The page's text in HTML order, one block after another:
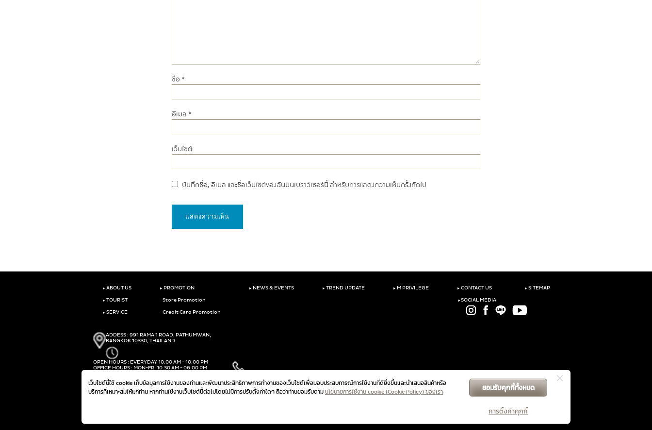
เว็บไซต์นี้ใช้ cookie เก็บข้อมูลการใช้งานของท่านและพัฒนาประสิทธิภาพการทำงานของเว็บไซต์เพื่อมอบประสบการณ์การใช้งานที่ดียิ่งขึ้นและนำเสนอสินค้าหรือ
บริการที่เหมาะสมให้แก่ท่าน หากท่านใช้งานเว็บไซต์นี้ต่อไปโดยไม่มีการปรับตั้งค่าใดๆ ถือว่าท่านยอมรับตามนโยบายการใช้งาน cookie (Cookie Policy) ของเรา ยอมรับคุกกี้ทั้งหมด
การตั้งค่าคุกกี้
ชื่อ *
อีเมล *
เว็บไซต์
บันทึกชื่อ, อีเมล และชื่อเว็บไซต์ของฉันบนเบราว์เซอร์นี้ สำหรับการแสดงความเห็นครั้งถัดไป
‣ ABOUT US
‣ TOURIST
‣ SERVICE
‣ PROMOTION
Store Promotion
Credit Card Promotion
‣ NEWS & EVENTS ‣ TREND UPDATE ‣ M PRIVILEGE ‣ CONTACT US
‣SOCIAL MEDIA
‣ SITEMAP
ADDESS : 991 RAMA 1 ROAD, PATHUMWAN,
BANGKOK 10330, THAILAND
OPEN HOURS : EVERYDAY 10.00 AM - 10.00 PM
OFFICE HOURS : MON-FRI 10.30 AM - 06.00 PM
FAX :(+66)2-690-1000
GET DIRECTIONS
นโยบายความเป็นส่วนตัว|